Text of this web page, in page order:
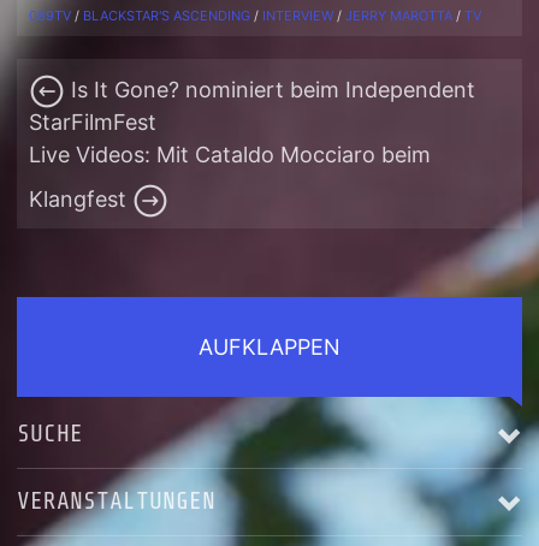
089TV / BLACKSTAR'S ASCENDING / INTERVIEW /JERRY MAROTTA /TV
Is It Gone? nominiert beim Independent
StarFilmFest
Live Videos: Mit Cataldo Mocciaro beim
Klangfest
AUFKLAPPEN
SUCHE
VERANSTALTUNGEN